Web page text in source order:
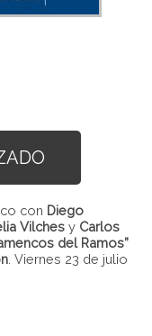
con Diego
Vilches y Carlos
del Ramos”
. Viernes 23 de julio